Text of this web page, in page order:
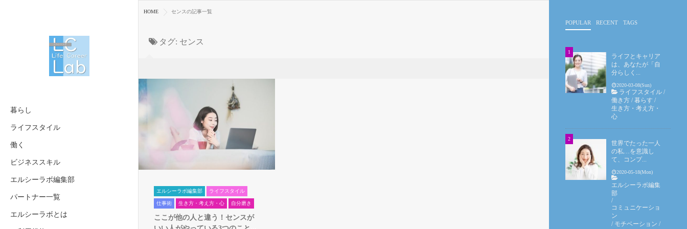
暮らし
ライフスタイル
働く
ビジネススキル
エルシーラボ編集部
パートナー一覧
エルシーラボとは
HOME センスの記事一覧
タグ: センス
エルシーラボ編集部 ライフスタイル
仕事術 生き方・考え方・心 自分磨き
ここが他の人と違う！センスが
POPULAR RECENT TAGS
ライフとキャリア
は、あなたが「自
分らしく...
2020-03-08(Sun)
ライフスタイル /
働き方 /暮らす /
生き方・考え方・
心
世界でたった一人
の私…を意識し
て、コンプ...
2020-05-18(Mon)
エルシーラボ編集
部
/
コミュニケーショ
ン
/ モチベーション /